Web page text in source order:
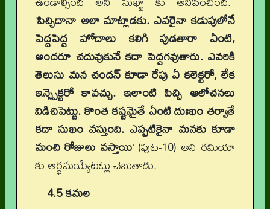
‘పిచ్చిదానా అలా మాట్లాడకు. ఎవరైనా కడుపులోనే
పెద్దపెద్ద హోదాలు కలిగి పుడతారా ఏంటి,
అందరూ చదువుకునే కదా పెద్దగవుతారు. ఎవరికి
తెలుసు మన చందన్ కూడా రేపు ఏ కలెక్టరో, లేక
ఇన్స్పెక్టరో కావచ్చు. ఇలాంటి పిచ్చి ఆలోచనలు
విడిచిపెట్టు. కొంత కష్టమైతే ఏంటి దుఃఖం తర్వాతే
కదా సుఖం వస్తుంది. ఎప్పటికైనా మనకు కూడా
మంచి రోజులు వస్తాయి’ (పుట-10) అని రమియా
కు అర్థమయ్యేటట్లు చెబుతాడు.
4.5 కమల